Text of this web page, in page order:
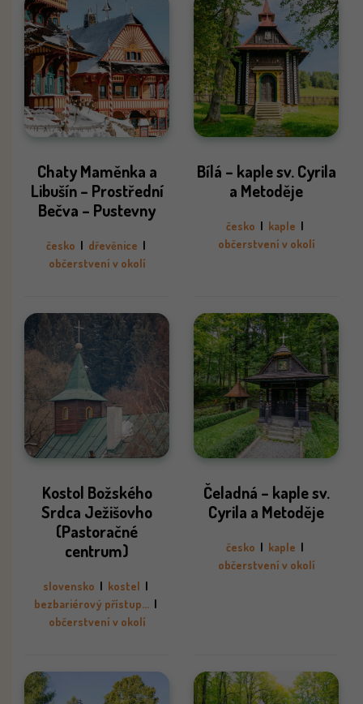
Chaty Maměnka a
Libušín – Prostřední
Bečva – Pustevny
česko dřevěnice
občerstvení v okolí
Bílá – kaple sv. Cyrila
a Metoděje
česko kaple
občerstvení v okolí
Kostol Božského
Srdca Ježišovho
(Pastoračné
centrum)
slovensko kostel
bezbariérový přístup...
občerstvení v okolí
Čeladná – kaple sv.
Cyrila a Metoděje
česko kaple
občerstvení v okolí